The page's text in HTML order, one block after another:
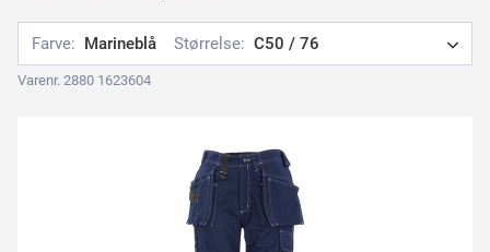
Farve: Marineblå Størrelse: C50 / 76
Varenr. 2880 1623604